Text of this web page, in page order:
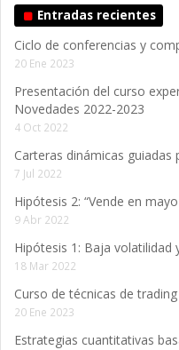
Entradas recientes
Ciclo de conferencias y
20 Ene 2023
Presentación del curso
Novedades 2022-2023
4 Oct 2022
Carteras dinámicas guiadas
7 Jul 2022
Hipótesis 2: “Vende en
9 Abr 2022
Hipótesis 1: Baja volatilidad
18 Mar 2022
Curso de técnicas de
20 Ene 2023
Estrategias cuantitativas